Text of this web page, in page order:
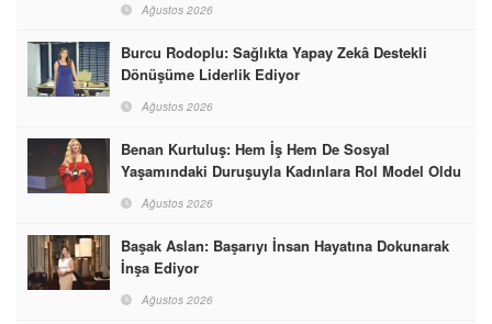
Ağustos 2026
Burcu Rodoplu: Sağlıkta Yapay Zekâ Destekli
Dönüşüme Liderlik Ediyor
Ağustos 2026
Benan Kurtuluş: Hem İş Hem De Sosyal
Yaşamındaki Duruşuyla Kadınlara Rol Model Oldu
Ağustos 2026
Başak Aslan: Başarıyı İnsan Hayatına Dokunarak
İnşa Ediyor
Ağustos 2026